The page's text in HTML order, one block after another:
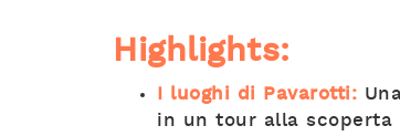
Highlights:
I luoghi di Pavarotti:
in un tour alla scoperta